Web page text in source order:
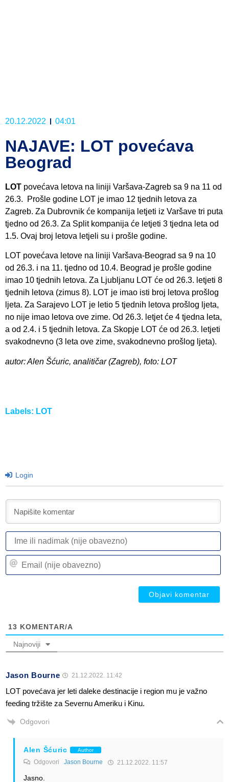
20.12.2022 04:01
NAJAVE: LOT povećava
Beograd
LOT povećava letova na liniji Varšava-Zagreb sa 9 na 11 od
26.3. Prošle godine LOT je imao 12 tjednih letova za
Zagreb. Za Dubrovnik će kompanija letjeti iz Varšave tri puta
tjedno od 26.3. Za Split kompanija će letjeti 3 tjedna leta od
1.5. Ovaj broj letova letjeli su i prošle godine.
LOT povećava letove na liniji Varšava-Beograd sa 9 na 10
od 26.3. i na 11. tjedno od 10.4. Beograd je prošle godine
imao 10 tjednih letova. Za Ljubljanu LOT će od 26.3. letjeti 8
tjednih letova (zimus 8). LOT je imao isti broj letova prošlog
ljeta. Za Sarajevo LOT je letio 5 tjednih letova prošlog ljeta,
no nije imao letova ove zime. Od 26.3. letjet će 4 tjedna leta,
a od 2.4. i 5 tjednih letova. Za Skopje LOT će od 26.3. letjeti
svakodnevno (3 leta ove zime, svakodnevno prošlog ljeta).
autor: Alen Šćuric, analitičar (Zagreb), foto: LOT
Labels: LOT
Login
13 KOMENTAR/A
Najnoviji
Jason Bourne 21.12.2022. 11:42
LOT povećava jer leti daleke destinacije i region mu je važno
feeding tržište za Severnu Ameriku i Kinu.
Odgovori
Alen Šćuric Author
Odgovori Jason Bourne 21.12.2022. 11:57
Jasno.